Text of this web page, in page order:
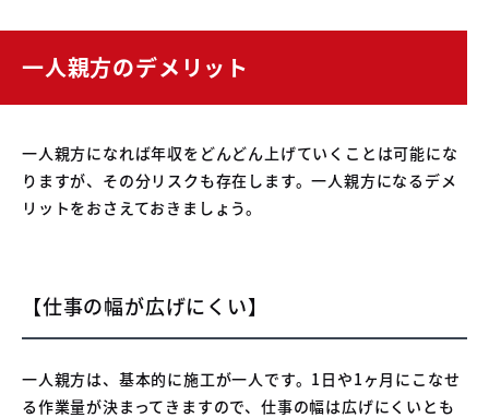
一人親方のデメリット
一人親方になれば年収をどんどん上げていくことは可能にな
りますが、その分リスクも存在します。一人親方になるデメ
リットをおさえておきましょう。
【仕事の幅が広げにくい】
一人親方は、基本的に施工が一人です。1日や1ヶ月にこなせ
る作業量が決まってきますので、仕事の幅は広げにくいとも